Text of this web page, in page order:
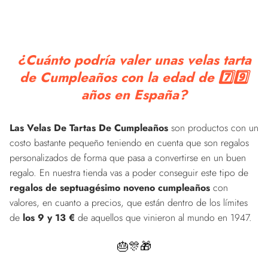
¿Cuánto podría valer unas velas tarta
de Cumpleaños con la edad de 7️⃣9️⃣
años en España?
Las Velas De Tartas De Cumpleaños son productos con un
costo bastante pequeño teniendo en cuenta que son regalos
personalizados de forma que pasa a convertirse en un buen
regalo. En nuestra tienda vas a poder conseguir este tipo de
regalos de septuagésimo noveno cumpleaños con
valores, en cuanto a precios, que están dentro de los límites
de los 9 y 13 € de aquellos que vinieron al mundo en 1947.
🎂🎊🎁